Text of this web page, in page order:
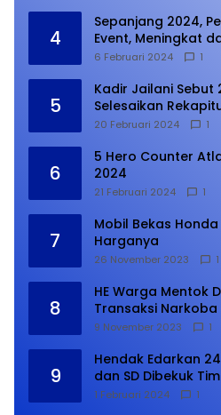
4
Sepanjang 2024,
Event, Meningkat
6 Februari 2024 1
5
Kadir Jailani Sebut
Selesaikan
Suara
20 Februari 2024 1
6
5 Hero Counter
2024
21 Februari 2024 1
7
Mobil Bekas
Harganya
26 November 2023 1
8
HE Warga Mentok
Transaksi
9 November 2023 1
9
Hendak Edarkan
dan SD Dibekuk
1 Februari 2024 1